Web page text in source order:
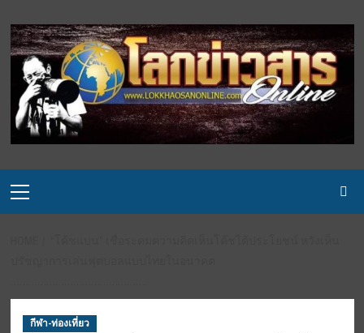
to
content
Menu
กีฬา-ท่องเที่ยว